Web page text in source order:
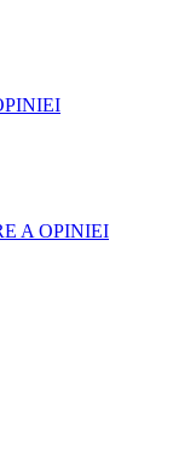
A OPINIEI